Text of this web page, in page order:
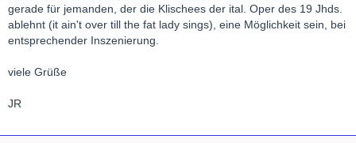
gerade für jemanden, der die Klischees der ital. Oper des 19 Jhds.
ablehnt (it ain't over till the fat lady sings), eine Möglichkeit sein, bei
entsprechender Inszenierung.
viele Grüße
JR